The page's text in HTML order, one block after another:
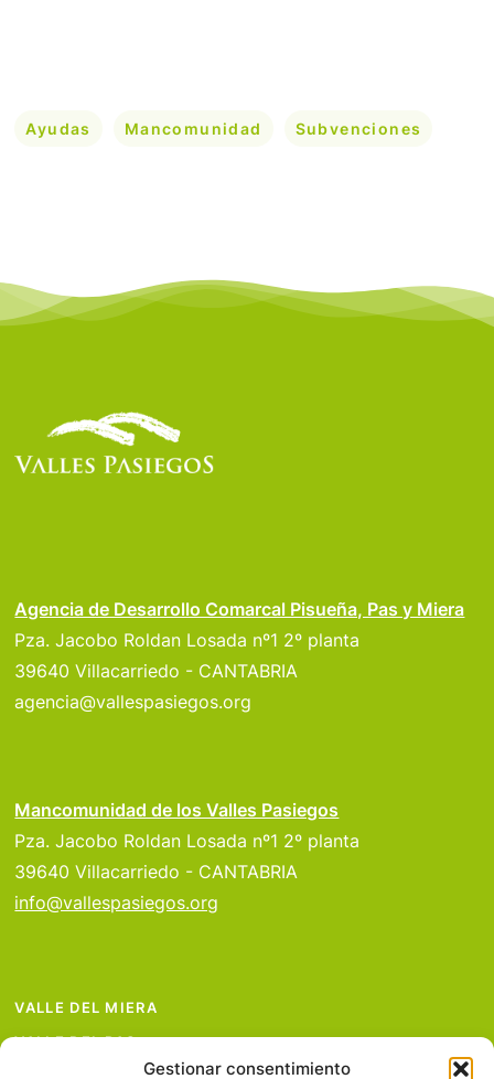
Gestionar consentimiento
Ayudas Mancomunidad Subvenciones
Agencia de Desarrollo Comarcal Pisueña, Pas y Miera
Pza. Jacobo Roldan Losada nº1 2º planta
39640 Villacarriedo - CANTABRIA
agencia@vallespasiegos.org
Mancomunidad de los Valles Pasiegos
Pza. Jacobo Roldan Losada nº1 2º planta
39640 Villacarriedo - CANTABRIA
info@vallespasiegos.org
VALLE DEL MIERA
VALLE DEL PAS